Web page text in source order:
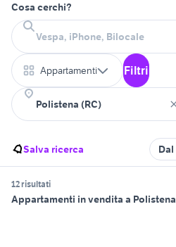
Cosa cerchi?
Appartamenti Filtri
Salva ricerca
12 risultati
Appartamenti in vendita a Polistena